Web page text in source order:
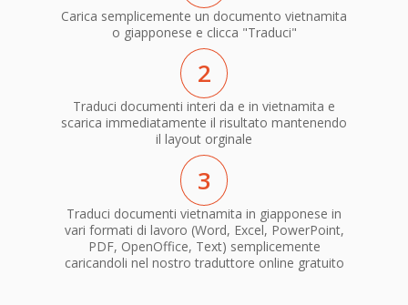
Carica semplicemente un documento vietnamita
o giapponese e clicca "Traduci"
2
Traduci documenti interi da e in vietnamita e
scarica immediatamente il risultato mantenendo
il layout orginale
3
Traduci documenti vietnamita in giapponese in
vari formati di lavoro (Word, Excel, PowerPoint,
PDF, OpenOffice, Text) semplicemente
caricandoli nel nostro traduttore online gratuito